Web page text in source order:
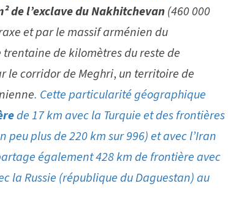
de l’exclave du Nakhitchevan(460 000
et par le massif arménien du
de kilomètres du reste de
le corridor de Meghri, un territoire de
. Cette particularité géographique
de 17 km avec la Turquie et des frontières
peu plus de 220 km sur 996) et avec l’Iran
également 428 km de frontière avec
la Russie (république du Daguestan) au